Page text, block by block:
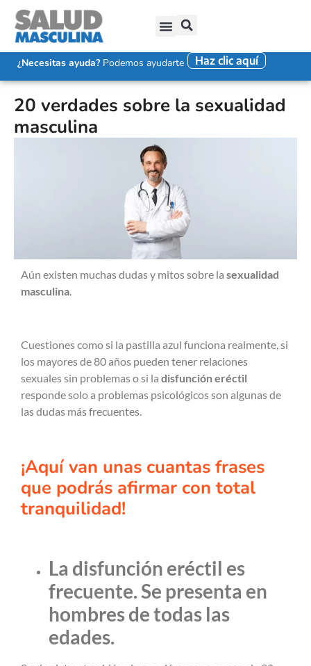
¿Necesitas ayuda?Podemos ayudarte Haz clic aquí
20 verdades sobre la sexualidad
masculina
Aún existen muchas dudas y mitos sobre la sexualidad
masculina.
Cuestiones como si la pastilla azul funciona realmente, si
los mayores de 80 años pueden tener relaciones
sexuales sin problemas o si la disfunción eréctil
responde solo a problemas psicológicos son algunas de
las dudas más frecuentes.
¡Aquí van unas cuantas frases
que podrás afirmar con total
tranquilidad!
La disfunción eréctil es
frecuente. Se presenta en
hombres de todas las
edades.